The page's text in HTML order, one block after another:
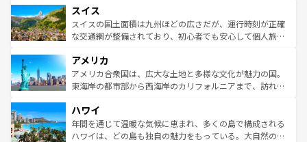
れる地方に足を運ぶとそれぞれで全く異なる文化を体験で
きるだろう。 なお、新着のフランス情報はコンテンツ一覧
を参照してほしい。
は、お酒好きな人にはぜひ体験してほしい。 なお、新着の
ドイツ情報はコンテンツ一覧を参照してほしい。
リアごとに異なる魅力がある。また、優雅なアフタヌーン
ティー、ビール好きにはたまらない英国パブ、サッカー観
戦など、本場だからこそできる体験も豊富。イギリスを旅
ンツ一覧を参照してほしい。
スイス
スイスの国土面積は九州ほどの広さだが、運行時刻が正確
な交通網が整備されており、初心者でも安心して個人旅行
の建物がそのまま残る町や、スイスならではのユニークな
博物館もあり、アルプス観光だけでなく町歩きも満喫する
ことができる。国民の所得が高いため物価も高いが、旅行
ば市内交通費無料で観光を楽しむこともできる。 なお、新
着のスイス情報はコンテンツ一覧 を参照してほしい。
アメリカ
アメリカ合衆国は、広大な土地と多様な文化が魅力の国。
東海岸の都市部から西海岸のカリフォルニアまで、訪れる
のような巨大都市は、観光、ショッピング、エンターテイ
ンメントが詰まった刺激的なスポットだ。一方、アメリカ
西部には大自然が広がり、グランドキャニオンやイエロー
ハワイ
年間を通じて温暖な気候に恵まれ、多くの島で構成される
ハワイは、どの島も独自の魅力をもっている。大自然の神